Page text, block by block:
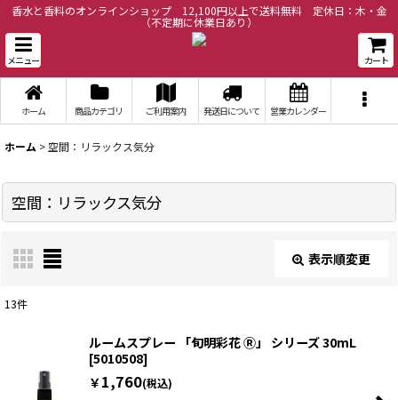
香水と香料のオンラインショップ 12,100円以上で送料無料 定休日：木・金
（不定期に休業日あり）
メニュー カート
ホーム 商品カテゴリ ご利用案内 発送日について 営業カレンダー
ホーム > 空間：リラックス気分
空間：リラックス気分
表示順変更
並び順
13件
ルームスプレー 「旬明彩花 Ⓡ」 シリーズ 30mL
[5010508]
￥ 1,760(税込)